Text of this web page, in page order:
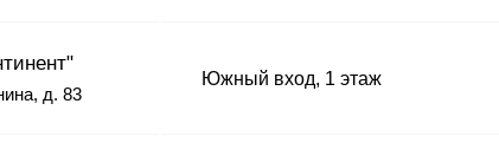
д. 83
Южный вход, 1 этаж